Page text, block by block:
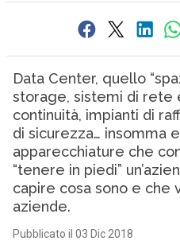
Data Center, quello
storage, sistemi di rete
continuità, impianti di
di sicurezza… insomma
apparecchiature che
“tenere in piedi”
capire cosa sono e che
aziende.
Pubblicato il 03 Dic 2018